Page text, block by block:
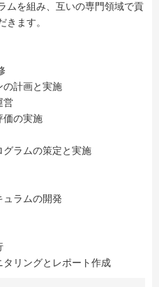
ムを組み、互いの専門領域で貢
きます。
の計画と実施
営
価の実施
ラムの策定と実施
ラムの開発
リングとレポート作成